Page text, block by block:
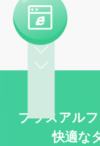
プラスアル
快適な